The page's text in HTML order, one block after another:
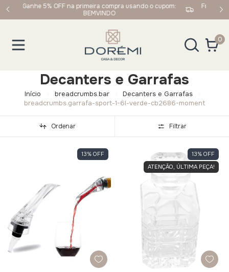
Frete Grátis em compras acima de R$249,90 para Sul e
Sudeste
0
Decanters e Garrafas
Início breadcrumbs.bar
Decanters e Garrafas
breadcrumbs.garrafa-sport-1-6l-verde-cb2686-moment
Ordenar Filtrar
13% OFF 13% OFF
ATENÇÃO, ÚLTIMA PEÇA!